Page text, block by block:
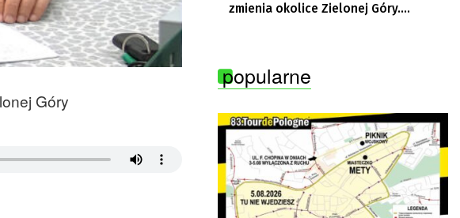
Góry
zmienia okolice Zielonej Góry.
popularne